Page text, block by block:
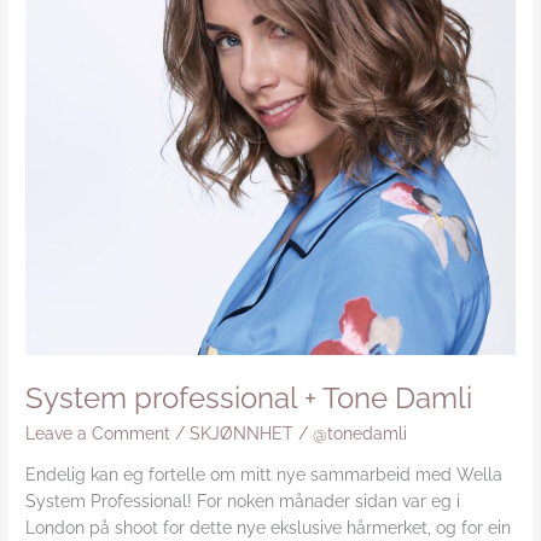
System professional + Tone Damli
Leave a Comment /SKJØNNHET /@tonedamli
Endelig kan eg fortelle om mitt nye sammarbeid med Wella
System Professional! For noken månader sidan var eg i
London på shoot for dette nye ekslusive hårmerket, og for ein